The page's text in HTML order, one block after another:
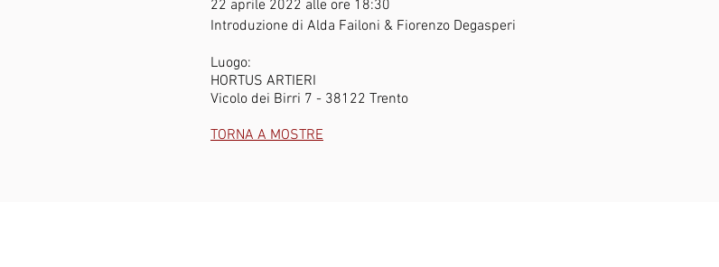
22 aprile 2022 alle ore 18:30
Introduzione di Alda Failoni & Fiorenzo Degasperi
Luogo:
HORTUS ARTIERI
Vicolo dei Birri 7 - 38122 Trento
TORNA A MOSTRE